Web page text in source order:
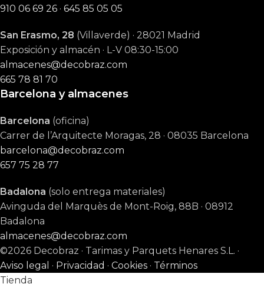
910 06 69 26 · 645 85 05 05
San Erasmo, 28 (Villaverde) · 28021 Madrid
Exposición y almacén · L-V 08:30-15:00
almacenes@decobraz.com
665 78 81 70
Barcelona y almacenes
Barcelona (oficina)
Carrer de l’Arquitecte Moragas, 28 · 08035 Barcelona
barcelona@decobraz.com
657 75 28 77
Badalona (solo entrega materiales)
Avinguda del Marquès de Mont-Roig, 88B · 08912
Badalona
almacenes@decobraz.com
©2026 Decobraz · Tarimas y Parquets Henares S.L. ·
Aviso legal · Privacidad · Cookies · Términos
Tienda